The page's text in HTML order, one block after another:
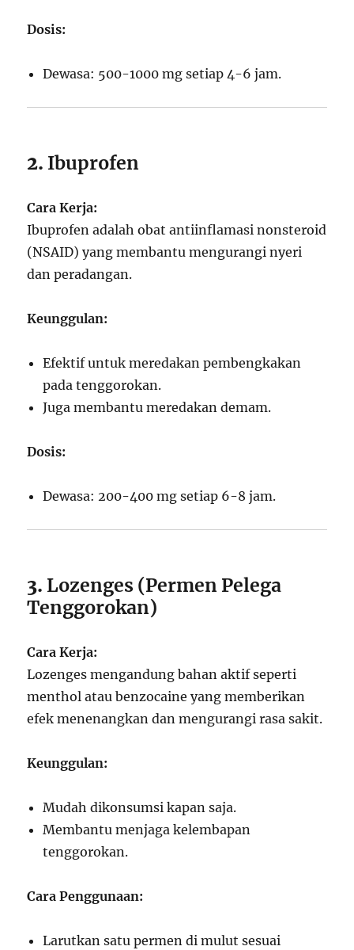
Dosis:
Dewasa: 500-1000 mg setiap 4-6 jam.
2. Ibuprofen
Cara Kerja:
Ibuprofen adalah obat antiinflamasi nonsteroid
(NSAID) yang membantu mengurangi nyeri
dan peradangan.
Keunggulan:
Efektif untuk meredakan pembengkakan
pada tenggorokan.
Juga membantu meredakan demam.
Dosis:
Dewasa: 200-400 mg setiap 6-8 jam.
3. Lozenges (Permen Pelega
Tenggorokan)
Cara Kerja:
Lozenges mengandung bahan aktif seperti
menthol atau benzocaine yang memberikan
efek menenangkan dan mengurangi rasa sakit.
Keunggulan:
Mudah dikonsumsi kapan saja.
Membantu menjaga kelembapan
tenggorokan.
Cara Penggunaan:
Larutkan satu permen di mulut sesuai